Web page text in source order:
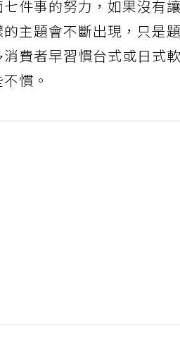
件事的努力，如果沒有
主題會不斷出現，只是
費者早習慣台式或日式
慣。